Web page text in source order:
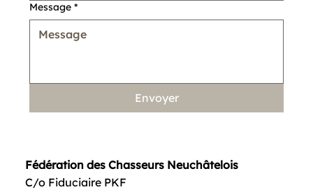
Fédération des Chasseurs Neuchâtelois
C/o Fiduciaire PKF
Message *
Envoyer